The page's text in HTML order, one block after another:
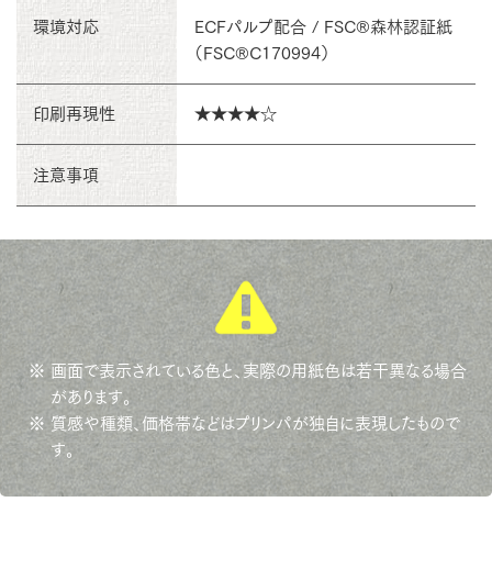
環境対応
ECFパルプ配合 / FSC®森林認証紙
（FSC®C170994）
印刷再現性 ★★★★☆
注意事項
※ 画面で表示されている色と、実際の用紙色は若干異なる場合
があります。
※ 質感や種類、価格帯などはプリンパが独自に表現したもので
す。